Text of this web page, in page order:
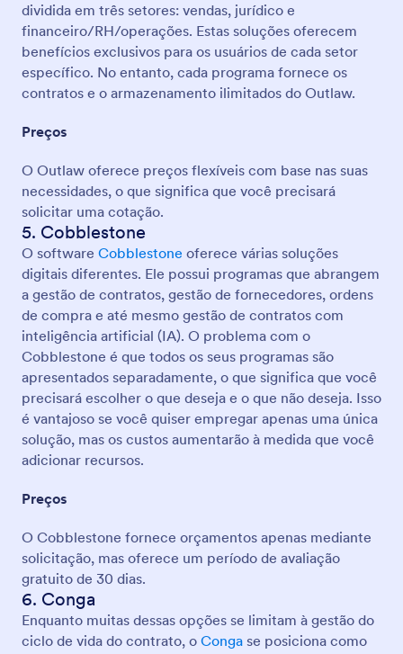
dividida em três setores: vendas, jurídico e
financeiro/RH/operações. Estas soluções oferecem
benefícios exclusivos para os usuários de cada setor
específico. No entanto, cada programa fornece os
contratos e o armazenamento ilimitados do Outlaw.
Preços
O Outlaw oferece preços flexíveis com base nas suas
necessidades, o que significa que você precisará
solicitar uma cotação.
5. Cobblestone
O software Cobblestone oferece várias soluções
digitais diferentes. Ele possui programas que abrangem
a gestão de contratos, gestão de fornecedores, ordens
de compra e até mesmo gestão de contratos com
inteligência artificial (IA). O problema com o
Cobblestone é que todos os seus programas são
apresentados separadamente, o que significa que você
precisará escolher o que deseja e o que não deseja. Isso
é vantajoso se você quiser empregar apenas uma única
solução, mas os custos aumentarão à medida que você
adicionar recursos.
Preços
O Cobblestone fornece orçamentos apenas mediante
solicitação, mas oferece um período de avaliação
gratuito de 30 dias.
6. Conga
Enquanto muitas dessas opções se limitam à gestão do
ciclo de vida do contrato, o Conga se posiciona como